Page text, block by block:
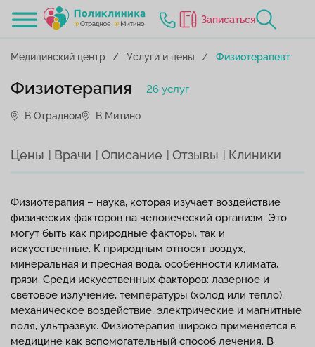
Записаться
Медицинский центр Услуги и цены Физиотерапевт
Физиотерапия 26 услуг
В Отрадном В Митино
Цены Врачи Описание Отзывы Клиники
Физиотерапия – наука, которая изучает воздействие
физических факторов на человеческий организм. Это
могут быть как природные факторы, так и
искусственные. К природным относят воздух,
минеральная и пресная вода, особенности климата,
грязи. Среди искусственных факторов: лазерное и
световое излучение, температуры (холод или тепло),
механическое воздействие, электрические и магнитные
поля, ультразвук. Физиотерапия широко применяется в
медицине как вспомогательный способ лечения. В